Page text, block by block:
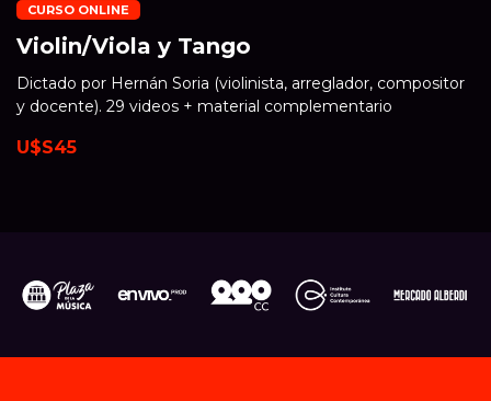
CURSO ONLINE
Violin/Viola y Tango
Dictado por Hernán Soria (violinista, arreglador, compositor
y docente). 29 videos + material complementario
U$S45